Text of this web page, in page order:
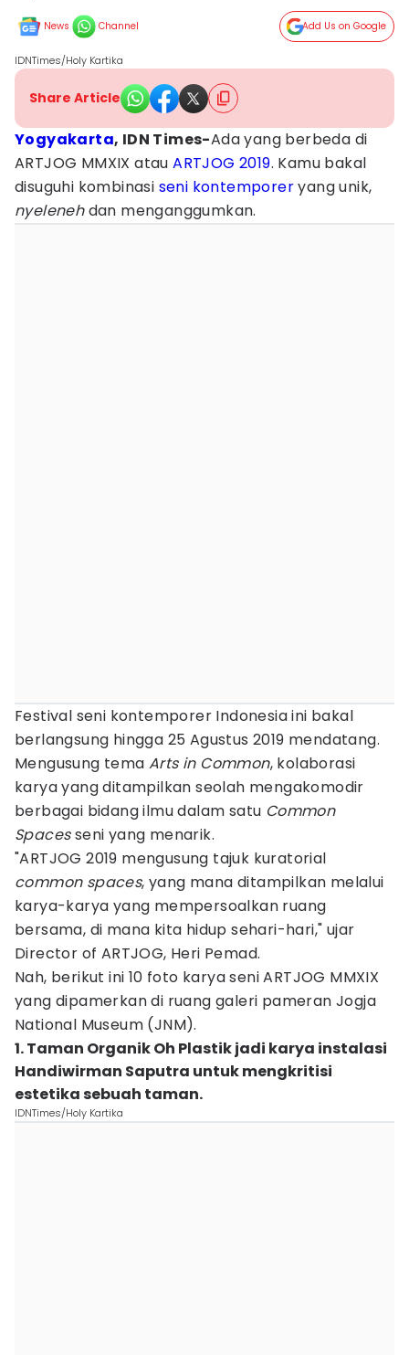
News Channel Add Us on Google
IDNTimes/Holy Kartika
Share Article
Yogyakarta, IDN Times-Ada yang berbeda di
ARTJOG MMXIX atauARTJOG 2019. Kamu bakal
disuguhi kombinasi seni kontemporeryang unik,
nyelenehdan menganggumkan.
Festival seni kontemporer Indonesia ini bakal
berlangsung hingga 25 Agustus 2019 mendatang.
Mengusung tema Arts in Common, kolaborasi
karya yang ditampilkan seolah mengakomodir
berbagai bidang ilmu dalam satu Common
Spacesseni yang menarik.
"ARTJOG 2019 mengusung tajuk kuratorial
common spaces, yang mana ditampilkan melalui
karya-karya yang mempersoalkan ruang
bersama, di mana kita hidup sehari-hari," ujar
Director of ARTJOG, Heri Pemad.
Nah, berikut ini 10 foto karya seni ARTJOG MMXIX
yang dipamerkan di ruang galeri pameran Jogja
National Museum (JNM).
1. Taman Organik Oh Plastik jadi karya instalasi
Handiwirman Saputra untuk mengkritisi
estetika sebuah taman.
IDNTimes/Holy Kartika